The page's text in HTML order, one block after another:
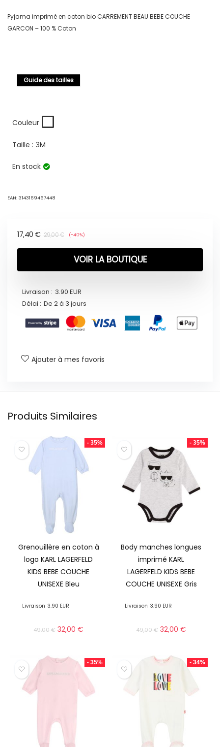
Pyjama imprimé en coton bio CARREMENT BEAU BEBE COUCHE
GARCON – 100 % Coton
Guide des tailles
Couleur
Taille : 3M
En stock
EAN: 3143169467448
29,00€
17,40 € (-40%)
VOIR LA BOUTIQUE
Livraison : 3.90 EUR
Délai : De 2 à 3 jours
Ajouter à mes favoris
Produits Similaires
- 35%
Grenouillère en coton à
logo KARL LAGERFELD
KIDS BEBE COUCHE
UNISEXE Bleu
Livraison 3.90 EUR
49,00€ 32,00€
- 35%
Body manches longues
imprimé KARL
LAGERFELD KIDS BEBE
COUCHE UNISEXE Gris
Livraison 3.90 EUR
49,00€ 32,00€
- 35% - 34%